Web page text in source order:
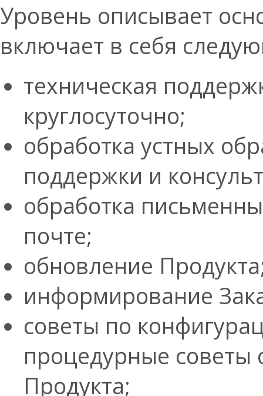
Уровень описывает
включает в себя
техническая
круглосуточно;
обработка устных
поддержки и
обработка
почте;
обновление
информирование
советы по
процедурные советы
Продукта;